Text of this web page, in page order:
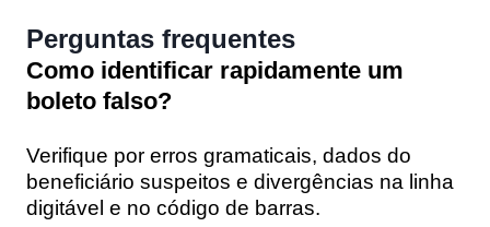
Perguntas frequentes
Como identificar rapidamente um
boleto falso?
Verifique por erros gramaticais, dados do
beneficiário suspeitos e divergências na linha
digitável e no código de barras.